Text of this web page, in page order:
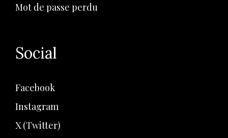
Mot de passe perdu
Social
Facebook
Instagram
X (Twitter)